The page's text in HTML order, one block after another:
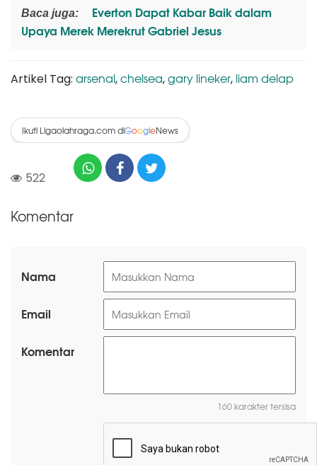
Baca juga:
Everton Dapat Kabar Baik dalam
Upaya Merek Merekrut Gabriel Jesus
Artikel Tag: arsenal,chelsea,gary lineker, liam delap
Ikuti Ligaolahraga.com diGoogleNews
522
Komentar
Nama
Email
Komentar
160 karakter tersisa